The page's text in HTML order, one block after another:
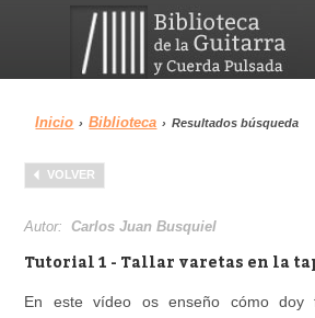
Menu
Biblioteca
Inicio › Biblioteca › Resultados búsqueda
VOLVER
Autor:Carlos Juan Busquiel
Tutorial 1 - Tallar varetas en la
En este vídeo os enseño cómo doy